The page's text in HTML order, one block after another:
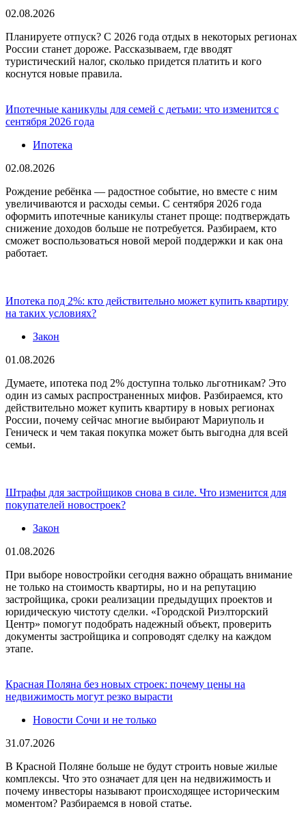
02.08.2026
Планируете отпуск? С 2026 года отдых в некоторых регионах
России станет дороже. Рассказываем, где вводят
туристический налог, сколько придется платить и кого
коснутся новые правила.
Ипотечные каникулы для семей с детьми: что изменится с
сентября 2026 года
Ипотека
02.08.2026
Рождение ребёнка — радостное событие, но вместе с ним
увеличиваются и расходы семьи. С сентября 2026 года
оформить ипотечные каникулы станет проще: подтверждать
снижение доходов больше не потребуется. Разбираем, кто
сможет воспользоваться новой мерой поддержки и как она
работает.
Ипотека под 2%: кто действительно может купить квартиру
на таких условиях?
Закон
01.08.2026
Думаете, ипотека под 2% доступна только льготникам? Это
один из самых распространенных мифов. Разбираемся, кто
действительно может купить квартиру в новых регионах
России, почему сейчас многие выбирают Мариуполь и
Геническ и чем такая покупка может быть выгодна для всей
семьи.
Штрафы для застройщиков снова в силе. Что изменится для
покупателей новостроек?
Закон
01.08.2026
При выборе новостройки сегодня важно обращать внимание
не только на стоимость квартиры, но и на репутацию
застройщика, сроки реализации предыдущих проектов и
юридическую чистоту сделки. «Городской Риэлторский
Центр» помогут подобрать надежный объект, проверить
документы застройщика и сопроводят сделку на каждом
этапе.
Красная Поляна без новых строек: почему цены на
недвижимость могут резко вырасти
Новости Сочи и не только
31.07.2026
В Красной Поляне больше не будут строить новые жилые
комплексы. Что это означает для цен на недвижимость и
почему инвесторы называют происходящее историческим
моментом? Разбираемся в новой статье.